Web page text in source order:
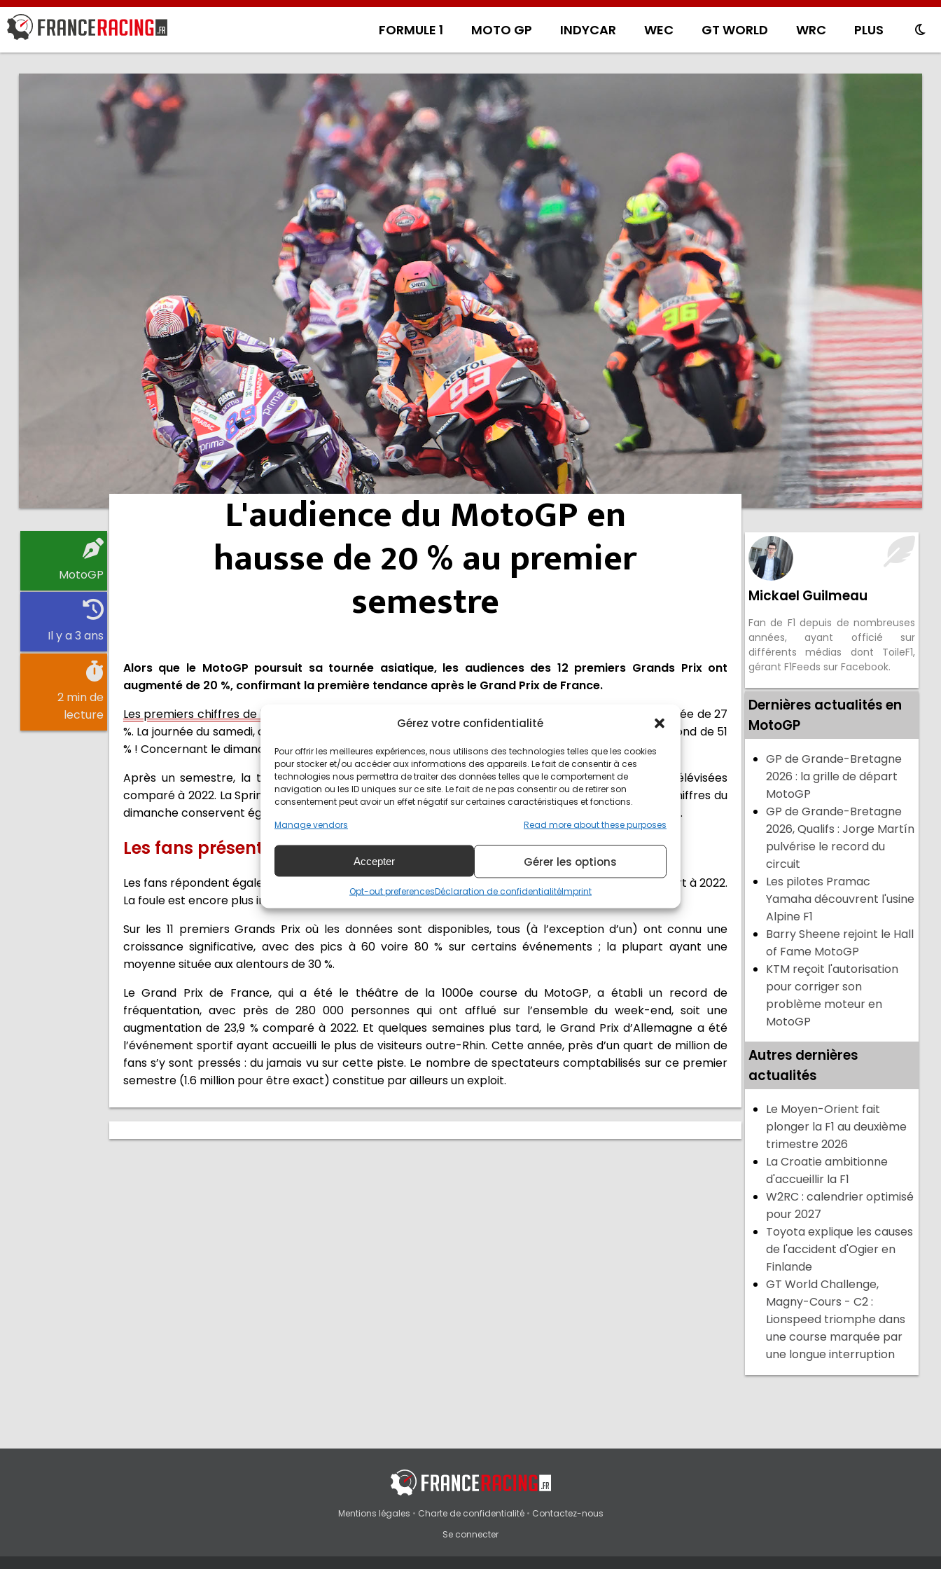
Gérez votre confidentialité
Pour offrir les meilleures expériences, nous utilisons des technologies telles que les cookies
pour stocker et/ou accéder aux informations des appareils. Le fait de consentir à ces
technologies nous permettra de traiter des données telles que le comportement de
navigation ou les ID uniques sur ce site. Le fait de ne pas consentir ou de retirer son
consentement peut avoir un effet négatif sur certaines caractéristiques et fonctions.
Manage vendors
Read more about these purposes
Accepter Gérer les options
Opt-out preferencesDéclaration de confidentialitéImprint
FORMULE 1 MOTO GP INDYCAR WEC GT WORLD WRC PLUS
MotoGP
Il y a 3 ans
2 min de
lecture
L'audience du MotoGP en
hausse de 20 % au premier
semestre
Alors que le MotoGP poursuit sa tournée asiatique, les audiences des 12 premiers Grands Prix ont
augmenté de 20 %, confirmant la première tendance après le Grand Prix de France.
Les premiers chiffres de la saison 2023
étaient encourageants, avec une hausse de l'audience télévisée de 27
%. La journée du samedi, alimentée par la Sprint,
introduite depuis le début de la saison
, a connu un bond de 51
% ! Concernant le dimanche, jour de Grand Prix, l'audience a progressé de 20 %.
Après un semestre, la tendance se confirme, avec une augmentation de 20 % des audiences télévisées
comparé à 2022. La Sprint continue d'offrir une hausse des audiences sur la journée du samedi. Les chiffres du
dimanche conservent également une forte augmentation sur les mêmes courses par rapport à 2022.
Les fans présents sur les circuits
Les fans répondent également présents sur les circuits. La fréquentation a connu un bond par rapport à 2022.
La foule est encore plus importante qu'en 2019, l'année avant la crise sanitaire liée à la Covid-19.
Sur les 11 premiers Grands Prix où les données sont disponibles, tous (à l’exception d’un) ont connu une
croissance significative, avec des pics à 60 voire 80 % sur certains événements ; la plupart ayant une
moyenne située aux alentours de 30 %.
Le Grand Prix de France, qui a été le théâtre de la 1000e course du MotoGP, a établi un record de
fréquentation, avec près de 280 000 personnes qui ont afflué sur l’ensemble du week-end, soit une
augmentation de 23,9 % comparé à 2022. Et quelques semaines plus tard, le Grand Prix d’Allemagne a été
l’événement sportif ayant accueilli le plus de visiteurs outre-Rhin. Cette année, près d’un quart de million de
fans s’y sont pressés : du jamais vu sur cette piste. Le nombre de spectateurs comptabilisés sur ce premier
semestre (1.6 million pour être exact) constitue par ailleurs un exploit.
Mickael Guilmeau
Fan de F1 depuis de nombreuses
années, ayant officié sur
différents médias dont ToileF1,
gérant F1Feeds sur Facebook.
Dernières actualités en
MotoGP
GP de Grande-Bretagne
2026 : la grille de départ
MotoGP
GP de Grande-Bretagne
2026, Qualifs : Jorge Martín
pulvérise le record du
circuit
Les pilotes Pramac
Yamaha découvrent l'usine
Alpine F1
Barry Sheene rejoint le Hall
of Fame MotoGP
KTM reçoit l'autorisation
pour corriger son
problème moteur en
MotoGP
Autres dernières
actualités
Le Moyen-Orient fait
plonger la F1 au deuxième
trimestre 2026
La Croatie ambitionne
d'accueillir la F1
W2RC : calendrier optimisé
pour 2027
Toyota explique les causes
de l'accident d'Ogier en
Finlande
GT World Challenge,
Magny-Cours - C2 :
Lionspeed triomphe dans
une course marquée par
une longue interruption
Mentions légales • Charte de confidentialité• Contactez-nous
Se connecter